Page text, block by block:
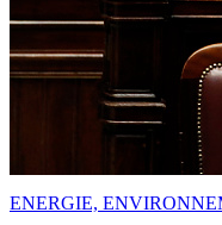
ENERGIE,